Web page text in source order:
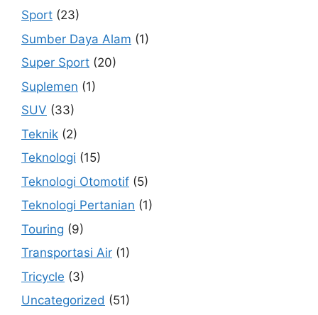
Sport (23)
Sumber Daya Alam (1)
Super Sport (20)
Suplemen (1)
SUV (33)
Teknik (2)
Teknologi (15)
Teknologi Otomotif (5)
Teknologi Pertanian (1)
Touring (9)
Transportasi Air (1)
Tricycle (3)
Uncategorized (51)